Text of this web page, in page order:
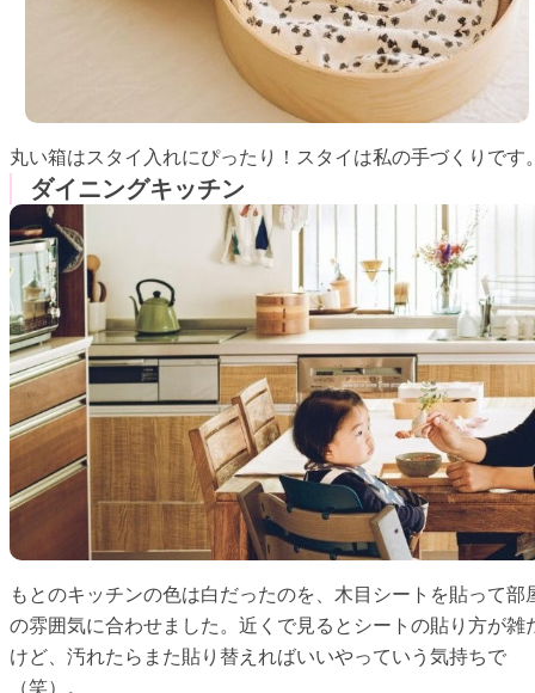
丸い箱はスタイ入れにぴったり！スタイは私の手づくりです
ダイニングキッチン
もとのキッチンの色は白だったのを、木目シートを貼って部
の雰囲気に合わせました。近くで見るとシートの貼り方が雑
けど、汚れたらまた貼り替えればいいやっていう気持ちで
（笑）。